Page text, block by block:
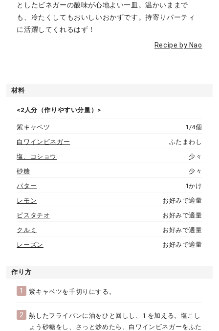
としたビネガーの酸味が心地よい一皿。温かいままで
も、冷たくしてもおいしいおかずです。持寄りパーティ
に活躍してくれるはず！
Recipe by Nao
材料
<2人分（作りやすい分量）>
紫キャベツ
1/4個
白ワインビネガー
ふたまわし
塩、コショウ
少々
砂糖
少々
バター
1かけ
レモン
お好みで適量
ピスタチオ
お好みで適量
クルミ
お好みで適量
レーズン
お好みで適量
作り方
1 紫キャベツを千切りにする。
2
熱したフライパンに油をひと回しし、1 を加える。塩こし
ょう砂糖をし、さっと炒めたら、白ワインビネガーをふた